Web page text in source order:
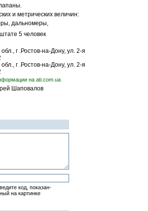
и метрических величин:
дальномеры,
5 человек
г .Ростов-на-Дону, ул. 2-я
г .Ростов-на-Дону, ул. 2-я
на ati.com.ua
Шаповалов
ведите код, показан-
ный на картинке